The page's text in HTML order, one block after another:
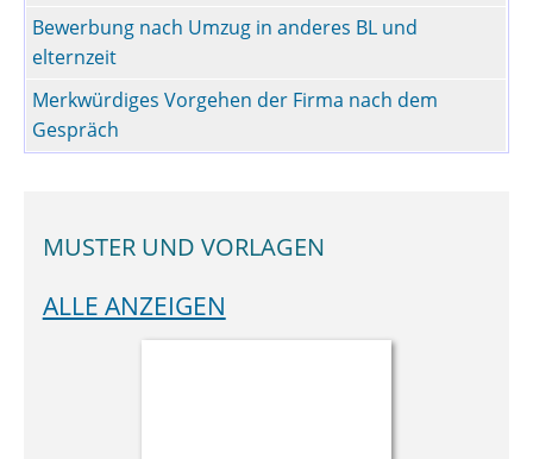
Bewerbung nach Umzug in anderes BL und
elternzeit
Merkwürdiges Vorgehen der Firma nach dem
Gespräch
MUSTER UND VORLAGEN
ALLE ANZEIGEN